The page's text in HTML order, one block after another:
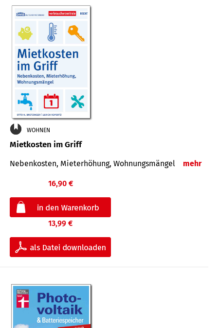
WOHNEN
Mietkosten im Griff
Nebenkosten, Mieterhöhung, Wohnungsmängel mehr
16,90 €
13,99 €